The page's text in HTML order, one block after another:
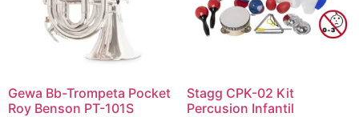
Gewa Bb-Trompeta Pocket
Roy Benson PT-101S
Stagg CPK-02 Kit
Percusion Infantil